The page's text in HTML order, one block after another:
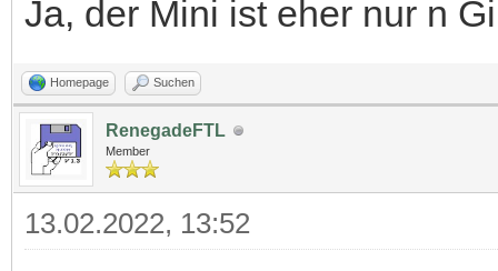
Ja, der Mini ist eher nur n
Homepage Suchen
RenegadeFTL
Member
13.02.2022, 13:52